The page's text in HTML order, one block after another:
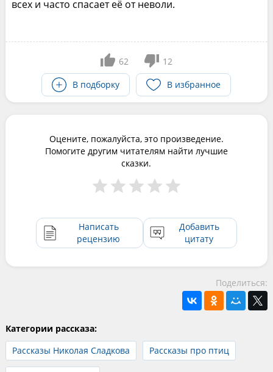
всех и часто спасает её от неволи.
62
12
В подборку
В избранное
Оцените, пожалуйста, это произведение.
Помогите другим читателям найти лучшие
сказки.
Написать
рецензию
Добавить
цитату
Поделиться:
Категории рассказа:
Рассказы Николая Сладкова
Рассказы про птиц